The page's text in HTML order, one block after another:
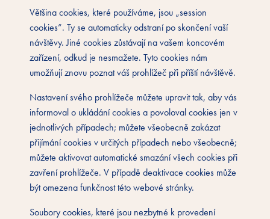
Většina cookies, které používáme, jsou „session
cookies”. Ty se automaticky odstraní po skončení vaší
návštěvy. Jiné cookies zůstávají na vašem koncovém
zařízení, odkud je nesmažete. Tyto cookies nám
umožňují znovu poznat váš prohlížeč při příští návštěvě.
Nastavení svého prohlížeče můžete upravit tak, aby vás
informoval o ukládání cookies a povoloval cookies jen v
jednotlivých případech; můžete všeobecně zakázat
přijímání cookies v určitých případech nebo všeobecně;
můžete aktivovat automatické smazání všech cookies při
zavření prohlížeče. V případě deaktivace cookies může
být omezena funkčnost této webové stránky.
Soubory cookies, které jsou nezbytné k provedení